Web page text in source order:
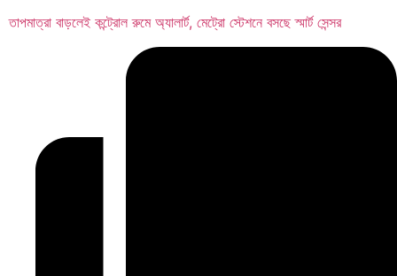
তাপমাত্রা বাড়লেই কন্ট্রোল রুমে অ্যালার্ট, মেট্রো স্টেশনে বসছে স্মার্ট সেন্সর